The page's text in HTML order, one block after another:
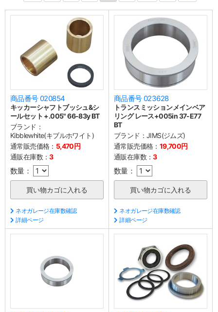
商品番号 020854
キッカーシャフトブッシュ&シ
ールセット +.005" 66-83y BT
ブランド：
Kibblewhite(キブルホワイト)
通常販売価格： 5,470円
通販在庫数：3
数量：
ネオガレージ在庫数確認
詳細ページ
商品番号 023628
トランスミッションメインベア
リング レース+005in 37-E77
BT
ブランド： JIMS(ジムズ)
通常販売価格： 19,700円
通販在庫数：3
数量：
ネオガレージ在庫数確認
詳細ページ